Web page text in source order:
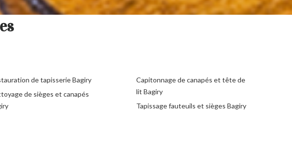
de tapisserie Bagiry
de sièges et canapés
Capitonnage de canapés et tête de
lit Bagiry
Tapissage fauteuils et sièges Bagiry